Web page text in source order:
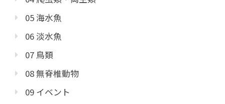
05 海水魚
06 淡水魚
07 鳥類
08 無脊椎動物
09 イベント